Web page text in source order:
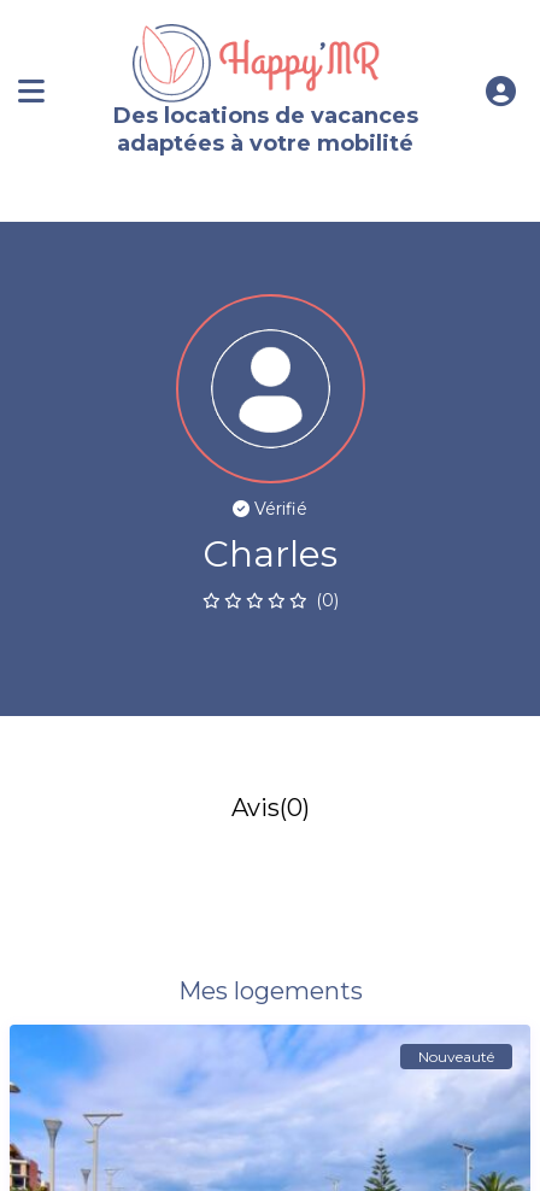
Des locations de vacances
adaptées à votre mobilité
Vérifié
Charles
(0)
Avis(0)
Mes logements
Nouveauté